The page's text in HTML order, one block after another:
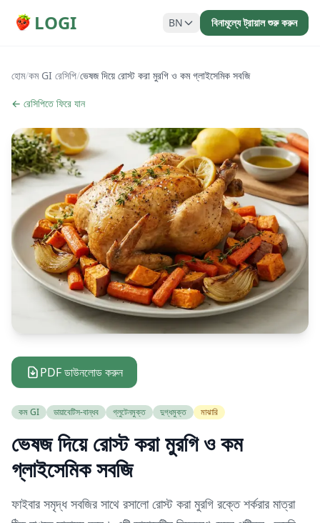
LOGI BN বিনামূল্যে ট্রায়াল শুরু করুন
হোম/কম GI রেসিপি/ভেষজ দিয়ে রোস্ট করা মুরগি ও কম গ্লাইসেমিক সবজি
← রেসিপিতে ফিরে যান
PDF ডাউনলোড করুন
কম GI ডায়াবেটিস-বান্ধব গ্লুটেনমুক্ত দুগ্ধমুক্ত মাঝারি
ভেষজ দিয়ে রোস্ট করা মুরগি ও কম
গ্লাইসেমিক সবজি
ফাইবার সমৃদ্ধ সবজির সাথে রসালো রোস্ট করা মুরগি রক্তে শর্করার মাত্রা